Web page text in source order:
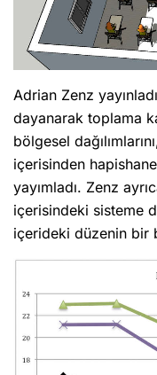
Adrian Zenz
dayanarak toplama
bölgesel
içerisinden
yayımladı. Zenz
içerisindeki sisteme
içerideki düzenin bir